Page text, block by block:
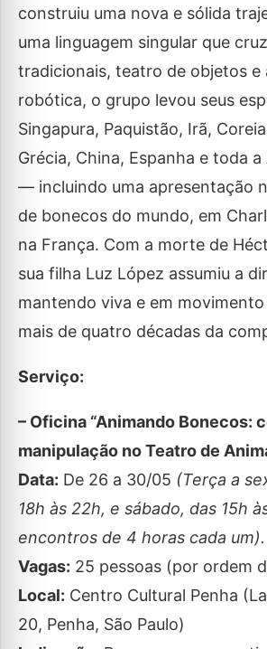
construiu uma nova e sólida
uma linguagem singular que
tradicionais, teatro de objetos e
robótica, o grupo levou seus
Singapura, Paquistão, Irã,
Grécia, China, Espanha e toda
— incluindo uma apresentação
de bonecos do mundo, em
na França. Com a morte de
sua filha Luz López assumiu a
mantendo viva e em
mais de quatro décadas da
Serviço:
– Oficina “Animando Bonecos:
manipulação no Teatro de
Data: De 26 a 30/05 (Terça a
18h às 22h, e sábado, das 15h
encontros de 4 horas cada um).
Vagas: 25 pessoas (por ordem
Local: Centro Cultural Penha
20, Penha, São Paulo)